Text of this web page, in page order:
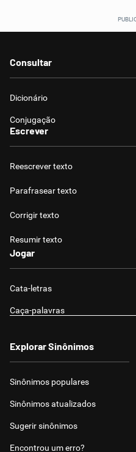
Consultar
Dicionário
Conjugação
Escrever
Reescrever texto
Parafrasear texto
Corrigir texto
Resumir texto
Jogar
Cata-letras
Caça-palavras
Explorar Sinônimos
Sinônimos populares
Sinônimos atualizados
Sugerir sinônimos
Encontrou um erro?